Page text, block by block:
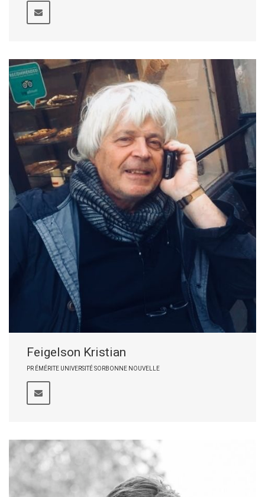
Feigelson Kristian
PR ÉMÉRITE UNIVERSITÉ SORBONNE NOUVELLE